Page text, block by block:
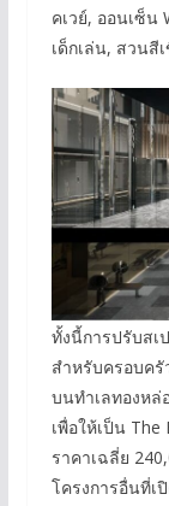
คเวย์, ออนเซ็น
เด็กเล่น, สวนสี
ทั้งนี้การปรับสเ
สำหรับครอบค
บนทำเลทองหล่
เพื่อให้เป็น
ราคาเฉลี่ย
โครงการอื่นที่เ